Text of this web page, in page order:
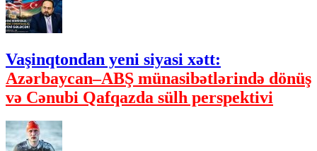
Vaşinqtondan yeni siyasi xətt:
Azərbaycan–ABŞ münasibətlərində dönüş
və Cənubi Qafqazda sülh perspektivi